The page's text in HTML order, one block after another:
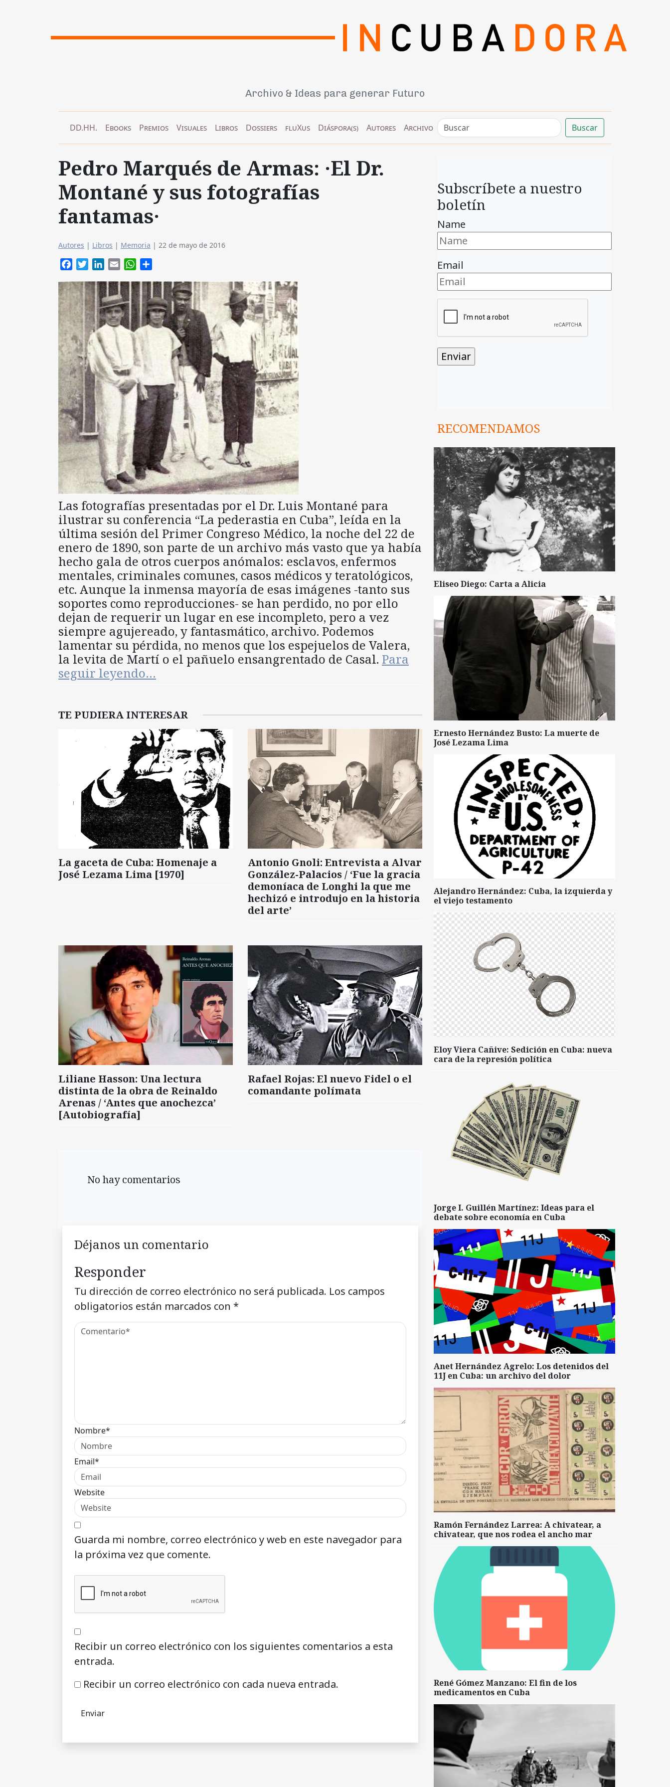
Archivo & Ideas para generar Futuro
DD.HH. Ebooks Premios Visuales Libros Dossiers fluXus Diáspora(s) Autores Archivo Buscar
Pedro Marqués de Armas: ·El Dr.
Montané y sus fotografías
fantamas·
Autores | Libros | Memoria | 22 de mayo de 2016
FacebookTwitterLinkedIn
Email WhatsApp
Las fotografías presentadas por el Dr. Luis Montané para
ilustrar su conferencia “La pederastia en Cuba”, leída en la
última sesión del Primer Congreso Médico, la noche del 22 de
enero de 1890, son parte de un archivo más vasto que ya había
hecho gala de otros cuerpos anómalos: esclavos, enfermos
mentales, criminales comunes, casos médicos y teratológicos,
etc. Aunque la inmensa mayoría de esas imágenes -tanto sus
soportes como reproducciones- se han perdido, no por ello
dejan de requerir un lugar en ese incompleto, pero a vez
siempre agujereado, y fantasmático, archivo. Podemos
lamentar su pérdida, no menos que los espejuelos de Valera,
la levita de Martí o el pañuelo ensangrentado de Casal. Para
seguir leyendo…
TE PUDIERA INTERESAR
La gaceta de Cuba: Homenaje a
José Lezama Lima [1970]
Antonio Gnoli: Entrevista a Alvar
González-Palacios / ‘Fue la gracia
demoníaca de Longhi la que me
hechizó e introdujo en la historia
del arte’
Liliane Hasson: Una lectura
distinta de la obra de Reinaldo
Arenas / ‘Antes que anochezca’
[Autobiografía]
Rafael Rojas: El nuevo Fidel o el
comandante polímata
No hay comentarios
Déjanos un comentario
Responder
Tu dirección de correo electrónico no será publicada. Los campos
obligatorios están marcados con *
Nombre*
Email*
Website
Guarda mi nombre, correo electrónico y web en este navegador para
la próxima vez que comente.
Recibir un correo electrónico con los siguientes comentarios a esta
entrada.
Recibir un correo electrónico con cada nueva entrada.
Subscríbete a nuestro
boletín
Name
Email
RECOMENDAMOS
Eliseo Diego: Carta a Alicia
Ernesto Hernández Busto: La muerte de
José Lezama Lima
Alejandro Hernández: Cuba, la izquierda y
el viejo testamento
Eloy Viera Cañive: Sedición en Cuba: nueva
cara de la represión política
Jorge I. Guillén Martínez: Ideas para el
debate sobre economía en Cuba
Anet Hernández Agrelo: Los detenidos del
11J en Cuba: un archivo del dolor
Ramón Fernández Larrea: A chivatear, a
chivatear, que nos rodea el ancho mar
René Gómez Manzano: El fin de los
medicamentos en Cuba